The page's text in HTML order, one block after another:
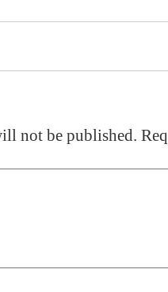
not be published.